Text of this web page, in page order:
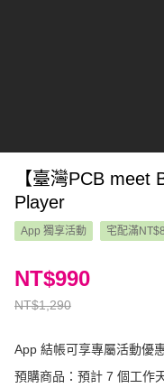
【臺灣PCB meet
Player
App 獨享活動 宅配滿
NT$1,290
NT$990
App 結帳可享專屬活動優
預購商品：預計 7 個工作